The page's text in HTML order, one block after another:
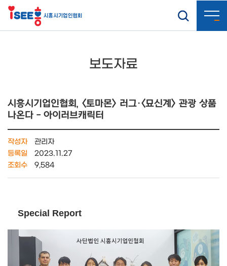
보도자료
시흥시기업인협회, <토마몬> 러그·<묘신계> 관광 상품
나온다 - 아이러브캐릭터
작성자
관리자
등록일
2023.11.27
조회수
9,584
Special Report